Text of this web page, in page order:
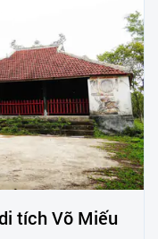
tích Võ Miếu